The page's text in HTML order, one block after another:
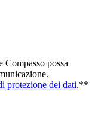
Compasso possa
protezione dei dati.**